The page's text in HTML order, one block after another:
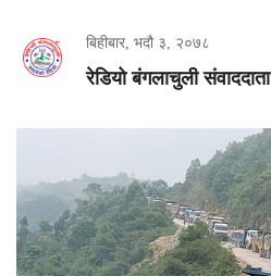
बिहीबार, भदौ ३, २०७८
रेडियो बंगलाचुली संवाददाता